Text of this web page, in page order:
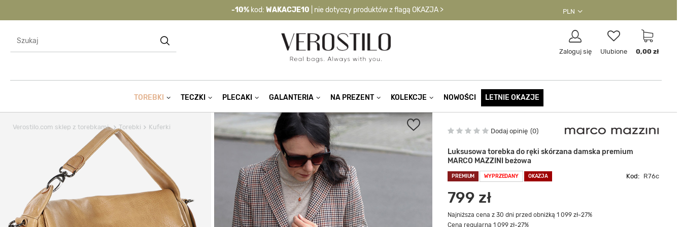
-10% kod: WAKACJE10 | nie dotyczy produktów z flagą OKAZJA > PLN
Zaloguj się Ulubione 0,00 zł
TOREBKI TECZKI PLECAKI GALANTERIA NA PREZENT KOLEKCJE NOWOŚCI LETNIE OKAZJE
Verostilo.com sklep z torebkami Torebki Kuferki Dodaj opinię 0
Luksusowa torebka do ręki skórzana damska premium
MARCO MAZZINI beżowa
PREMIUM WYPRZEDANY OKAZJA Kod: R76c
799 zł
Najniższa cena z 30 dni przed obniżką 1 099 zł-27%
Cena regularna 1 099 zł-27%